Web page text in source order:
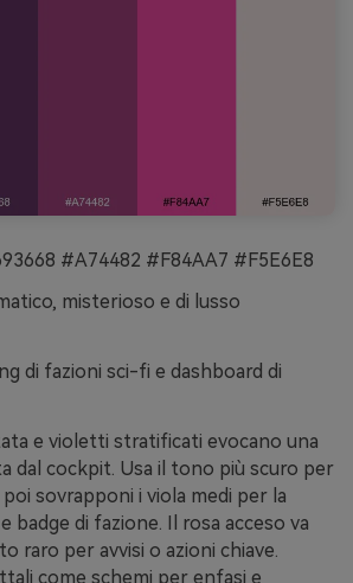
#A74482 #F84AA7 #F5E6E8
misterioso e di lusso
di fazioni sci-fi e dashboard di
e violetti stratificati evocano una
dal cockpit. Usa il tono più scuro per
sovrapponi i viola medi per la
badge di fazione. Il rosa acceso va
raro per avvisi o azioni chiave.
come schemi per enfasi e